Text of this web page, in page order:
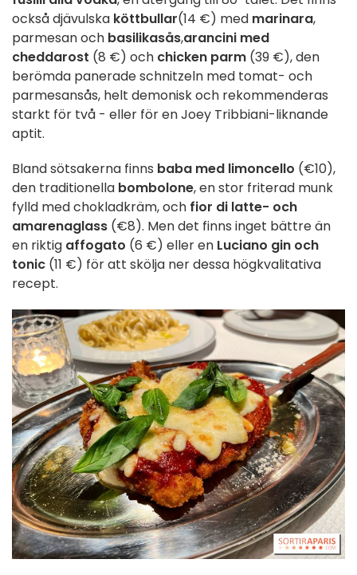
också djävulska köttbullar(14 €) med marinara,
parmesan och basilikasås,arancini med
cheddarost (8 €) och chicken parm (39 €), den
berömda panerade schnitzeln med tomat- och
parmesansås, helt demonisk och rekommenderas
starkt för två - eller för en Joey Tribbiani-liknande
aptit.
Bland sötsakerna finns baba med limoncello (€10),
den traditionella bombolone, en stor friterad munk
fylld med chokladkräm, och fior di latte- och
amarenaglass (€8). Men det finns inget bättre än
en riktig affogato (6 €) eller en Luciano gin och
tonic (11 €) för att skölja ner dessa högkvalitativa
recept.